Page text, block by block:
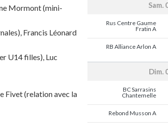
Mormont (mini-
Francis Léonard
U14 filles), Luc
Fivet (relation avec la
Rus Centre Gaume
Fratin A
RB Alliance Arlon A
Dim.
BC Sarrasins
Chantemelle
Rebond Musson A